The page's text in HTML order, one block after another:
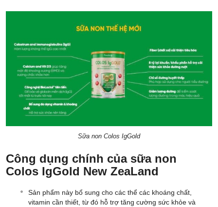
Sữa non Colos IgGold
Công dụng chính của sữa non
Colos IgGold New ZeaLand
Sản phẩm này bổ sung cho các thể các khoáng chất,
vitamin cần thiết, từ đó hỗ trợ tăng cường sức khỏe và